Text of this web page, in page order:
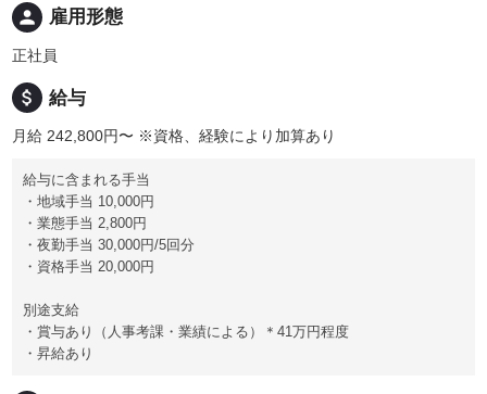
person 雇用形態
正社員
attach_money 給与
月給 242,800円〜 ※資格、経験により加算あり
給与に含まれる手当
・地域手当 10,000円
・業態手当 2,800円
・夜勤手当 30,000円/5回分
・資格手当 20,000円
別途支給
・賞与あり（人事考課・業績による）＊41万円程度
・昇給あり